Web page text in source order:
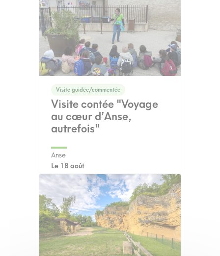
Visite guidée/commentée
Visite contée "Voyage
au cœur d’Anse,
autrefois"
Anse
Le 18 août